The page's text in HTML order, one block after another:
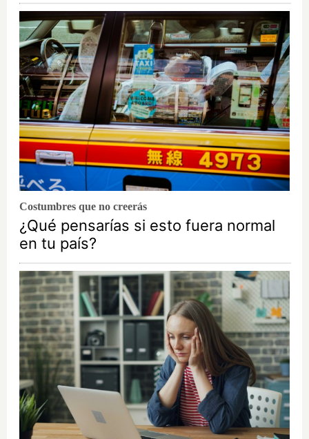
Costumbres que no creerás
¿Qué pensarías si esto fuera normal
en tu país?